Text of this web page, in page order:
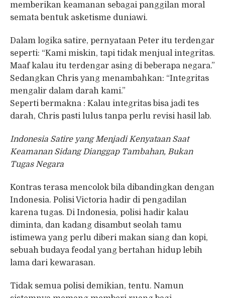
memberikan keamanan sebagai panggilan moral
semata bentuk asketisme duniawi.
Dalam logika satire, pernyataan Peter itu terdengar
seperti: “Kami miskin, tapi tidak menjual integritas.
Maaf kalau itu terdengar asing di beberapa negara.”
Sedangkan Chris yang menambahkan: “Integritas
mengalir dalam darah kami.”
Seperti bermakna : Kalau integritas bisa jadi tes
darah, Chris pasti lulus tanpa perlu revisi hasil lab.
Indonesia Satire yang Menjadi Kenyataan Saat
Keamanan Sidang Dianggap Tambahan, Bukan
Tugas Negara
Kontras terasa mencolok bila dibandingkan dengan
Indonesia. Polisi Victoria hadir di pengadilan
karena tugas. Di Indonesia, polisi hadir kalau
diminta, dan kadang disambut seolah tamu
istimewa yang perlu diberi makan siang dan kopi,
sebuah budaya feodal yang bertahan hidup lebih
lama dari kewarasan.
Tidak semua polisi demikian, tentu. Namun